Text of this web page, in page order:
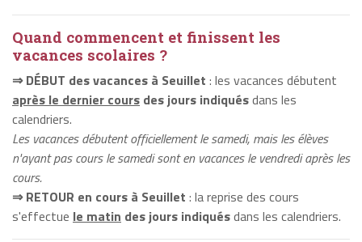
Quand commencent et finissent les
vacances scolaires ?
⇒ DÉBUT des vacances à Seuillet : les vacances débutent
après le dernier cours des jours indiquésdans les
calendriers.
Les vacances débutent officiellement le samedi, mais les élèves
n'ayant pas cours le samedi sont en vacances le vendredi après les
cours.
⇒ RETOUR en cours à Seuillet : la reprise des cours
s'effectue le matin des jours indiquésdans les calendriers.